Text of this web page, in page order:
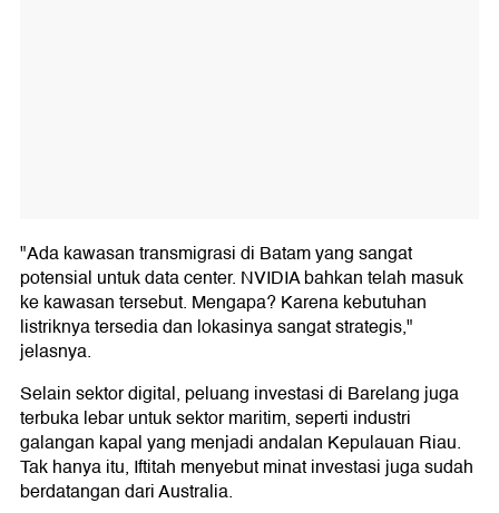
"Ada kawasan transmigrasi di Batam yang sangat
potensial untuk data center. NVIDIA bahkan telah masuk
ke kawasan tersebut. Mengapa? Karena kebutuhan
listriknya tersedia dan lokasinya sangat strategis,"
jelasnya.
Selain sektor digital, peluang investasi di Barelang juga
terbuka lebar untuk sektor maritim, seperti industri
galangan kapal yang menjadi andalan Kepulauan Riau.
Tak hanya itu, Iftitah menyebut minat investasi juga sudah
berdatangan dari Australia.